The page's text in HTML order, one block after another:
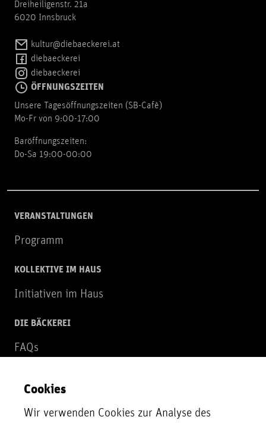
Dreiheiligenstr. 21a
6020 Innsbruck
kultur@diebaeckerei.at
diebaeckerei
diebaeckerei
ÖFFNUNGSZEITEN
Unsere Tagesöffnungszeiten (SB-Cafè)
Mo-Fr von 9:00-17:00
Baröffnungszeiten:
Do-Sa 19:00-00:00
VERANSTALTUNGEN
Programm
KOLLEKTIVE IM HAUS
Initiativen im Haus
DIE BÄCKEREI
FAQs
NEWSLETTER
Zur Newsletter Anmeldung
Cookies
Wir verwenden Cookies zur Analyse des